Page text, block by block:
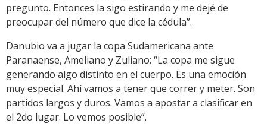
pregunto. Entonces la sigo estirando y me dejé de
preocupar del número que dice la cédula”.
Danubio va a jugar la copa Sudamericana ante
Paranaense, Ameliano y Zuliano: “La copa me sigue
generando algo distinto en el cuerpo. Es una emoción
muy especial. Ahí vamos a tener que correr y meter. Son
partidos largos y duros. Vamos a apostar a clasificar en
el 2do lugar. Lo vemos posible”.